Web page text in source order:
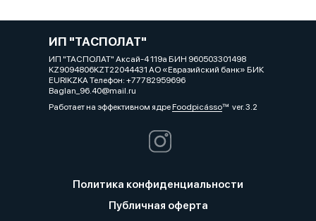
ИП "ТАСПОЛАТ"
ИП "ТАСПОЛАТ" Аксай-4 119а БИН 960503301498
KZ9094806KZT22044431 АО «Евразийский банк» БИК
EURIKZKA Телефон: +77782959696
Baglan_96.40@mail.ru
Работает на эффективном ядреFoodpicássover. 3.2
Политика конфиденциальности
Публичная оферта